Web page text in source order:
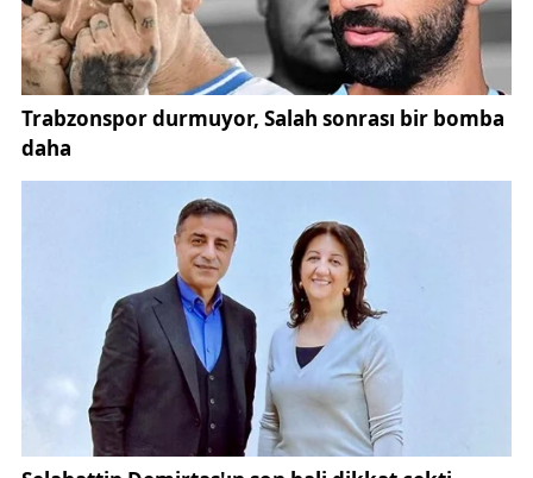
kayıplara neden olduğunu hatırlatarak, bu yıl ise
tamamen farklı bir tabloyla karşılaşıldığını söyledi.
Uzman isim, bir yıl kuraklık yaşanırken diğer yıl aşırı
yağışların görülmesinin iklim değişikliğinin en
Özellikle kısa süre içerisinde düşen yoğun yağışların
Sivas genelinde ciddi sorunlara neden olduğunu
belirten Karaköy, normal şartlarda yıllık 450-500
milimetre seviyelerinde gerçekleşen yağış miktarının
nisan ayına kadar 300-350 milimetre seviyelerine
ulaştığını vurguladı.
Aşırı yağışların en fazla etkilediği bölgelerin başında
Kızılırmak Havzası geldi. Havzada bulunan taban